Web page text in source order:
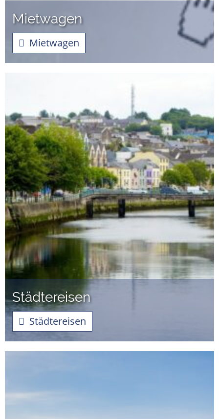
Mietwagen
Mietwagen
Städtereisen
Städtereisen